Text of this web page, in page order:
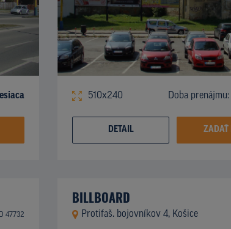
510x240 Doba prenájmu:
DETAIL ZADAŤ
ID 47732
BILLBOARD
Protifaš. bojovníkov 4, Košice